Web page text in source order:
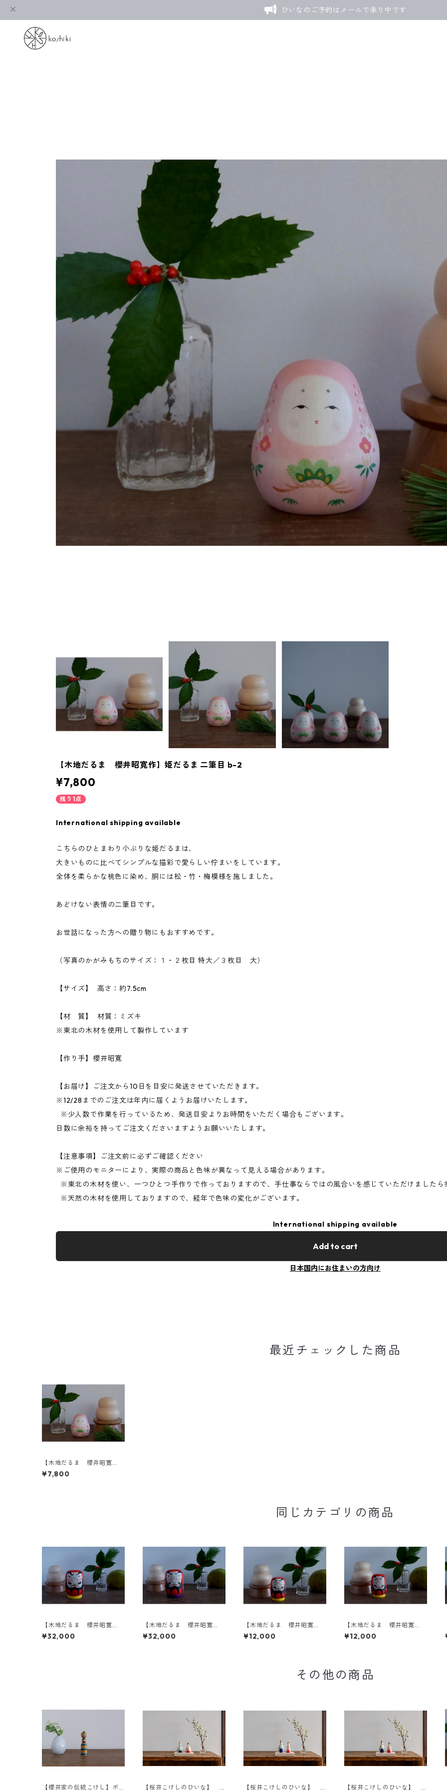
ひいなのご予約はメールで承り中です
【木地だるま 櫻井昭寛作】姫だるま 二筆目 b-2
¥7,800
残り1点
International shipping available
こちらのひとまわり小ぶりな姫だるまは、
大きいものに比べてシンプルな描彩で愛らしい佇まいをしています。
全体を柔らかな桃色に染め、胴には松・竹・梅模様を施しました。
あどけない表情の二筆目です。
お世話になった方への贈り物にもおすすめです。
（写真のかがみもちのサイズ：１・２枚目 特大／３枚目 大）
【サイズ】 高さ：約7.5cm
【材 質】 材質：ミズキ
※東北の木材を使用して製作しています
【作り手】櫻井昭寛
【お届け】ご注文から10日を目安に発送させていただきます。
※12/28までのご注文は年内に届くようお届けいたします。
※少人数で作業を行っているため、発送目安よりお時間をいただく場合もございます。
日数に余裕を持ってご注文くださいますようお願いいたします。
【注意事項】ご注文前に必ずご確認ください
※ご使用のモニターにより、実際の商品と色味が異なって見える場合があります。
※東北の木材を使い、一つひとつ手作りで作っておりますので、手仕事ならではの風合いを感じていただけましたら
※天然の木材を使用しておりますので、経年で色味の変化がございます。
International shipping available
Add to cart
日本国内にお住まいの方向け
最近チェックした商品
【木地だるま 櫻井昭寛
作】姫だるま 二筆目 b-2
¥7,800
同じカテゴリの商品
【木地だるま 櫻井昭寛
作】 昭二型 黄色土台 A
¥32,000
【木地だるま 櫻井昭寛
作】 昭二型 紫土台 B
¥32,000
【木地だるま 櫻井昭寛
作】 昭二型 黄色土
台 1-a
¥12,000
【木地だるま 櫻井昭寛
作】 昭二型 黄色土
台 1-b
¥12,000
その他の商品
【櫻井家の伝統こけし】ボ 【桜井こけしのひいな】 【桜井こけしのひいな】 【桜井こけしのひいな】